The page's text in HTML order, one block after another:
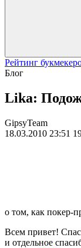
Рейтинг
Блог
Lika:
GipsyTeam
18.03.2010 23:51
о том, как покер-
Всем привет!
и отдельное